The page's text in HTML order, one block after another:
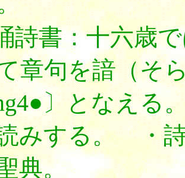
詩書：十六歳
章句を諳（そ
〕となえる
みする。 ・
典。